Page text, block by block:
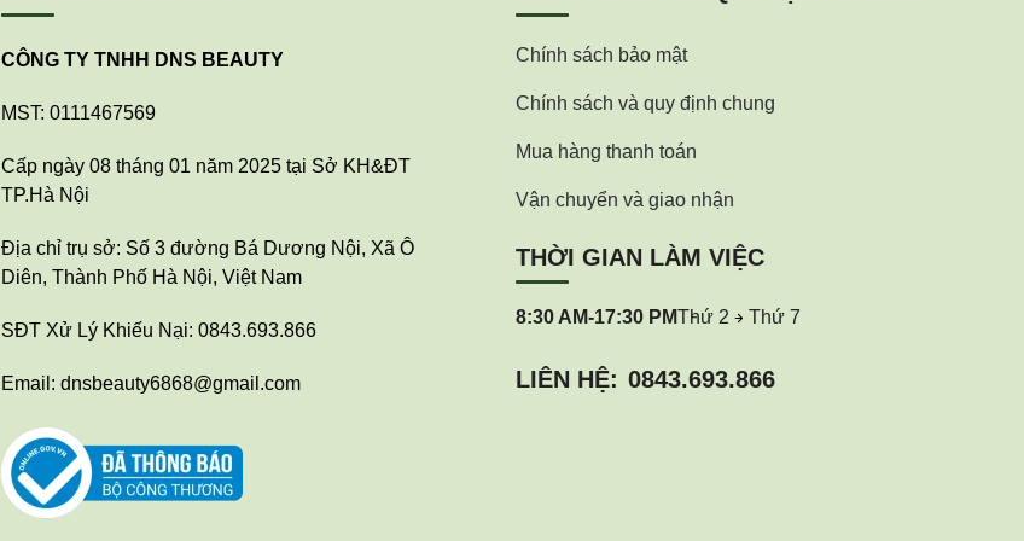
CÔNG TY TNHH DNS BEAUTY
MST: 0111467569
Cấp ngày 08 tháng 01 năm 2025 tại Sở KH&ĐT
TP.Hà Nội
Địa chỉ trụ sở: Số 3 đường Bá Dương Nội, Xã Ô
Diên, Thành Phố Hà Nội, Việt Nam
SĐT Xử Lý Khiếu Nại: 0843.693.866
Email: dnsbeauty6868@gmail.com
Chính sách bảo mật
Chính sách và quy định chung
Mua hàng thanh toán
Vận chuyển và giao nhận
THỜI GIAN LÀM VIỆC
8:30 AM-17:30 PMThứ 2 Thứ 7
LIÊN HỆ: 0843.693.866